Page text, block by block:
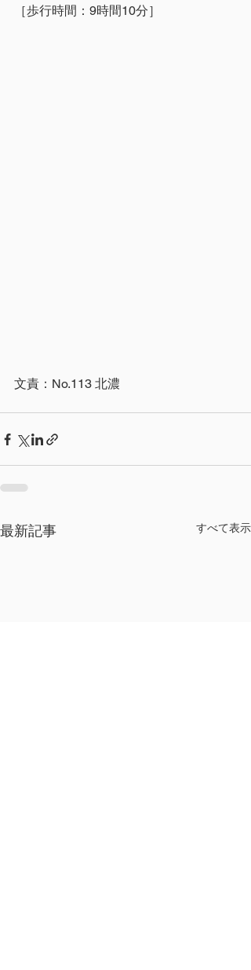
［歩行時間：9時間10分］
文責：No.113 北濃
最新記事 すべて表示